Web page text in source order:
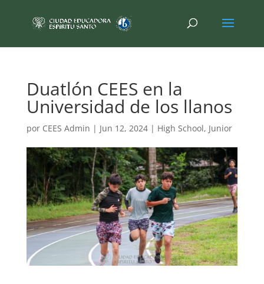
Duatlón CEES en la
Universidad de los llanos
por CEES Admin | Jun 12, 2024| High School, Junior